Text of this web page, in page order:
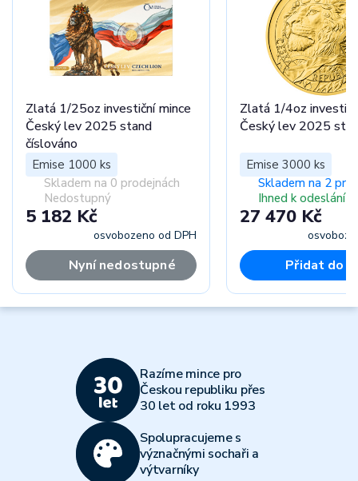
Zlatá 1/25oz investiční mince
Český lev 2025 stand
číslováno
Emise 1000 ks
Skladem na 0 prodejnách
Nedostupný
5 182 Kč
osvobozeno od DPH
Nyní nedostupné
Zlatá 1/4oz
Český lev 2025
Emise 3000 ks
Skladem na 2
Ihned k odeslání
27 470 Kč
Přidat do
Razíme mince pro
Českou republiku přes
30 let od roku 1993
Spolupracujeme s
význačnými sochaři a
výtvarníky